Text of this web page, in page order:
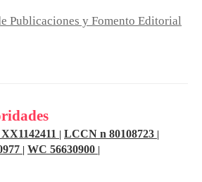
Publicaciones y Fomento Editorial
LCCN n 80108723
WC 56630900